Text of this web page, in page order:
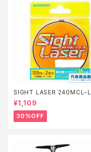
SIGHT LASER
Q 橙 0.2【特価仕掛】【30】
¥1,109
30%OFF